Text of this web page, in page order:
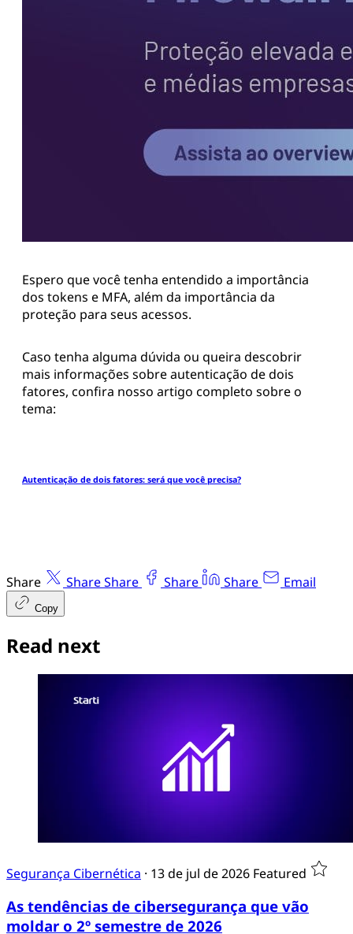
Espero que você tenha entendido a importância
dos tokens e MFA, além da importância da
proteção para seus acessos.
Caso tenha alguma dúvida ou queira descobrir
mais informações sobre autenticação de dois
fatores, confira nosso artigo completo sobre o
tema:
Autenticação de dois fatores: será que você precisa?
Share ShareShare Share Share Email
Copy
Read next
Segurança Cibernética · 13 de jul de 2026 Featured
As tendências de cibersegurança que vão
moldar o 2º semestre de 2026